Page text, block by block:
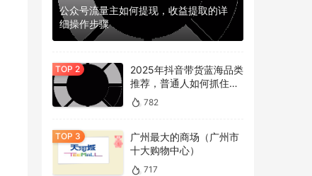
公众号流量主如何提现，收益提取的详
细操作步骤
2025年抖音带货蓝海品类
推荐，普通人如何抓住冷
门机会？
782
广州最大的商场（广州市
十大购物中心）
717